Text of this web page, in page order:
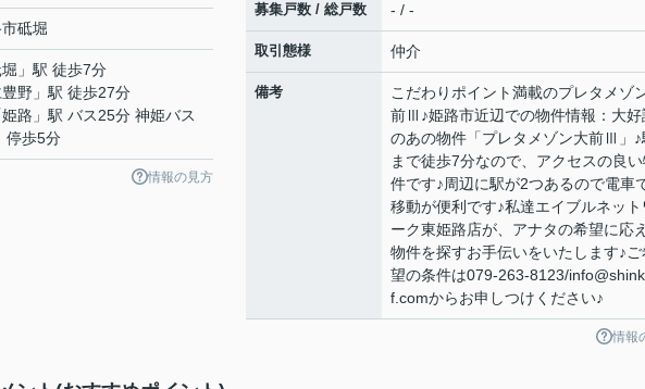
砥堀
」駅 徒歩7分
野 」駅 徒歩27分
姫路 」駅 バス25分 神姫バス
停歩5分
情報の見方
募集戸数 / 総戸数 - / -
取引態様 仲介
備考
こだわりポイント満載のプレタメゾ
前Ⅲ♪姫路市近辺での物件情報：大好
のあの物件「プレタメゾン大前Ⅲ」♪
まで徒歩7分なので、アクセスの良
件です♪周辺に駅が2つあるので電車
移動が便利です♪私達エイブルネット
ーク東姫路店が、アナタの希望に応
物件を探すお手伝いをいたします♪ご
望の条件は079-263-8123/
f.comからお申しつけください♪
情報